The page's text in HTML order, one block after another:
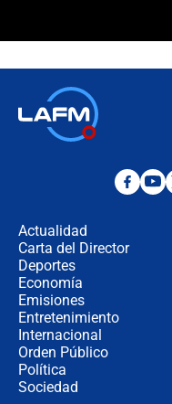
Actualidad
Carta del Director
Deportes
Economía
Emisiones
Entretenimiento
Internacional
Orden Público
Política
Sociedad